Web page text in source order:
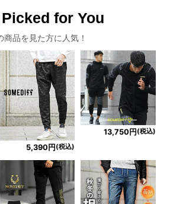
Picked for You
商品を見た方に人気！
5,390円(税込)
13,750円 (税込)